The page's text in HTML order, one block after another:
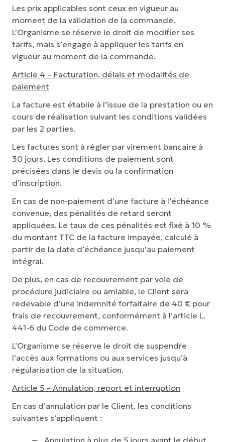
Les prix applicables sont ceux en vigueur au
moment de la validation de la commande.
L’Organisme se réserve le droit de modifier ses
tarifs, mais s’engage à appliquer les tarifs en
vigueur au moment de la commande.
Article 4 – Facturation, délais et modalités de
paiement
La facture est établie à l’issue de la prestation ou en
cours de réalisation suivant les conditions validées
par les 2 parties.
Les factures sont à régler par virement bancaire à
30 jours. Les conditions de paiement sont
précisées dans le devis ou la confirmation
d’inscription.
En cas de non-paiement d’une facture à l’échéance
convenue, des pénalités de retard seront
appliquées. Le taux de ces pénalités est fixé à 10 %
du montant TTC de la facture impayée, calculé à
partir de la date d’échéance jusqu’au paiement
intégral.
De plus, en cas de recouvrement par voie de
procédure judiciaire ou amiable, le Client sera
redevable d’une indemnité forfaitaire de 40 € pour
frais de recouvrement, conformément à l’article L.
441-6 du Code de commerce.
L’Organisme se réserve le droit de suspendre
l’accès aux formations ou aux services jusqu’à
régularisation de la situation.
Article 5 – Annulation, report et interruption
En cas d’annulation par le Client, les conditions
suivantes s’appliquent :
Annulation à plus de 5 jours avant le début